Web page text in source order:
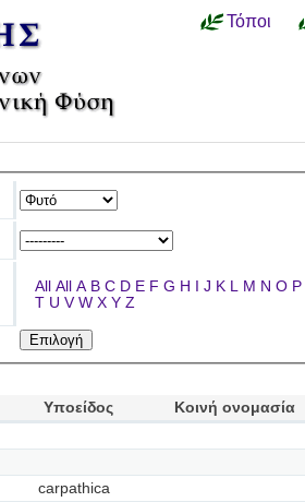
Τόποι
All All A B C D E F G H I J K L M N O P
T U V W X Y Z
Υποείδος
Κοινή ονομασία
carpathica